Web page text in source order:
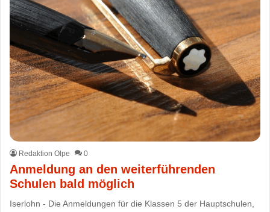
Redaktion Olpe 0
Anmeldung an den weiterführenden
Schulen bald möglich
Iserlohn - Die Anmeldungen für die Klassen 5 der Hauptschulen,